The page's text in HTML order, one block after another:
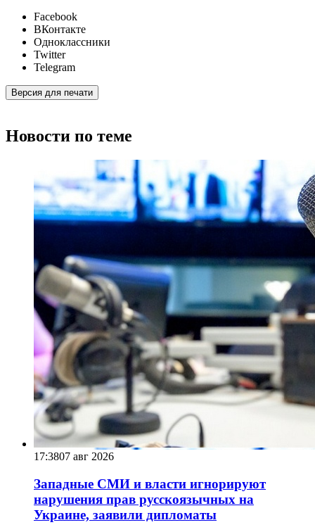
Facebook
ВКонтакте
Одноклассники
Twitter
Telegram
Версия для печати
Новости по теме
17:3807 авг 2026
Западные СМИ и власти игнорируют
нарушения прав русскоязычных на
Украине, заявили дипломаты